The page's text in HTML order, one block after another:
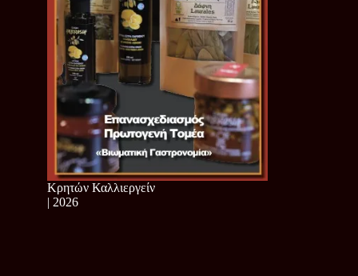
Κρητών Καλλιεργείν
| 2026